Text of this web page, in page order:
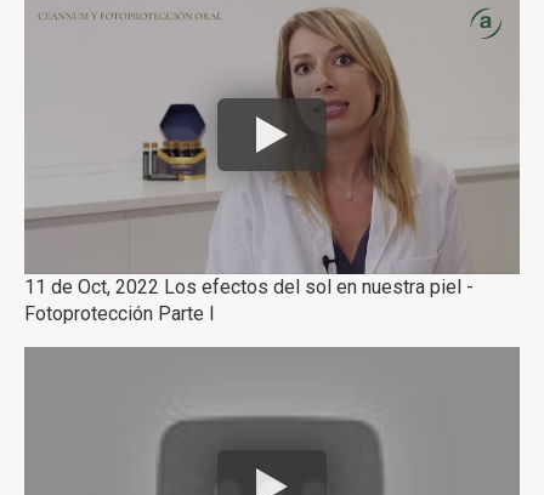
11 de Oct, 2022 Los efectos del sol en nuestra piel -
Fotoprotección Parte I